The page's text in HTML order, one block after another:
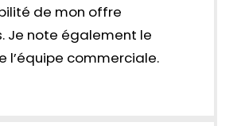
de mon offre
Je note également le
l’équipe commerciale.